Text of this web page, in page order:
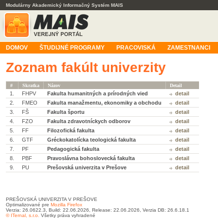
Modulárny Akademický Informačný Systém MAIS
DOMOV ŠTUDIJNÉ PROGRAMY PRACOVISKÁ ZAMESTNANCI
Zoznam fakúlt univerzity
# Skratka Názov Detail
1. FHPV Fakulta humanitných a prírodných vied
detail
2.
FMEO Fakulta manažmentu, ekonomiky a obchodu
detail
3.
FŠ Fakulta športu
detail
4.
FZO Fakulta zdravotníckych odborov
detail
5.
FF Filozofická fakulta
detail
6.
GTF Gréckokatolícka teologická fakulta
detail
7.
PF Pedagogická fakulta
detail
8.
PBF Pravoslávna bohoslovecká fakulta
detail
9.
PU Prešovská univerzita v Prešove detail
PREŠOVSKÁ UNIVERZITA V PREŠOVE
Optimalizované pre Mozilla Firefox
Verzia: 26.0622.3, Build: 22.06.2026, Release: 22.06.2026, Verzia DB: 26.6.18.1
© ITernal, s.r.o. Všetky práva vyhradené